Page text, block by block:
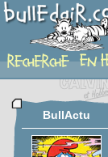
serie
BullActu